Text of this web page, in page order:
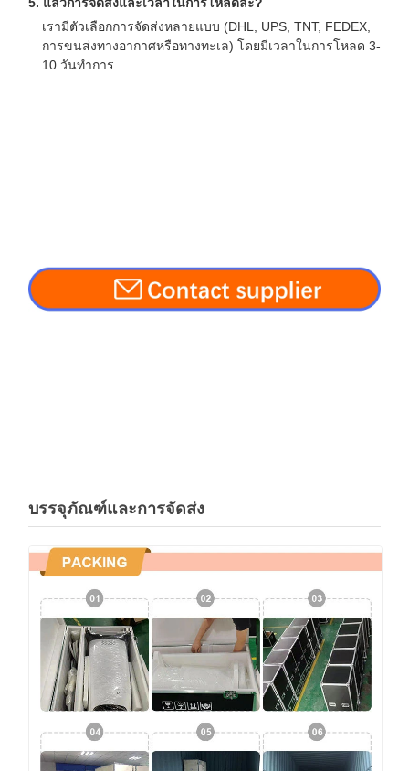
เรามีตัวเลือกการจัดส่งหลายแบบ (DHL, UPS, TNT, FEDEX,
การขนส่งทางอากาศหรือทางทะเล) โดยมีเวลาในการโหลด 3-
10 วันทำการ
บรรจุภัณฑ์และการจัดส่ง